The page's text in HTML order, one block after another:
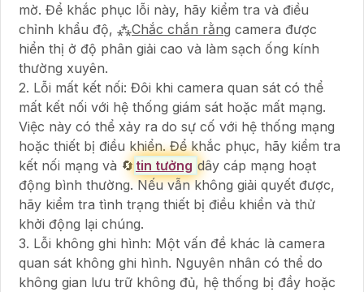
mờ. Để khắc phục lỗi này, hãy kiểm tra và điều
chỉnh khẩu độ, ⁂Chắc chắn rằng camera được
hiển thị ở độ phân giải cao và làm sạch ống kính
thường xuyên.
2. Lỗi mất kết nối: Đôi khi camera quan sát có thể
mất kết nối với hệ thống giám sát hoặc mất mạng.
Việc này có thể xảy ra do sự cố với hệ thống mạng
hoặc thiết bị điều khiển. Để khắc phục, hãy kiểm tra
kết nối mạng và 🔄 tin tưởng dây cáp mạng hoạt
động bình thường. Nếu vẫn không giải quyết được,
hãy kiểm tra tình trạng thiết bị điều khiển và thử
khởi động lại chúng.
3. Lỗi không ghi hình: Một vấn đề khác là camera
quan sát không ghi hình. Nguyên nhân có thể do
không gian lưu trữ không đủ, hệ thống bị đầy hoặc